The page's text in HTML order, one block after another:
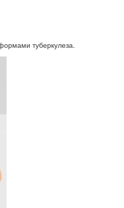
туберкулеза.